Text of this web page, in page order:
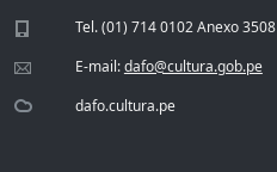
Tel. (01) 714 0102 Anexo 3508
E-mail:dafo@cultura.gob.pe
dafo.cultura.pe